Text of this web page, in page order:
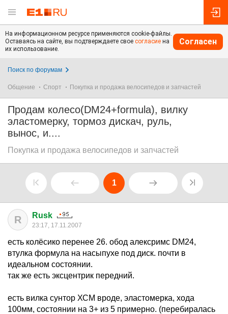
На информационном ресурсе применяются cookie-файлы.
Оставаясь на сайте, вы подтверждаете свое согласие на
их использование.
Согласен
Поиск по форумам
Общение Спорт Покупка и продажа велосипедов и запчастей
Продам колесо(DM24+formula), вилку
эластомерку, тормоз дискач, руль,
вынос, и....
Покупка и продажа велосипедов и запчастей
1
R Rusk
23:17, 17.11.2007
есть колёсико перенее 26. обод алексримс DM24,
втулка формула на насыпухе под диск. почти в
идеальном состоянии.
так же есть эксцентрик передний.
есть вилка сунтор ХСМ вроде, эластомерка, хода
100мм, состоянии на 3+ из 5 примерно. (перебиралась